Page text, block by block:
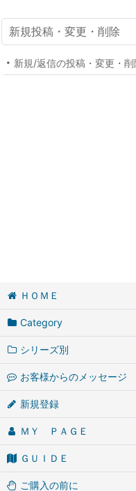
新規投稿・変更・削除
新規/返信の投稿・変更・削
ＨＯＭＥ
Category
シリーズ別
お客様からのメッセージ
新規登録
ＭＹ ＰＡＧＥ
ＧＵＩＤＥ
ご購入の前に